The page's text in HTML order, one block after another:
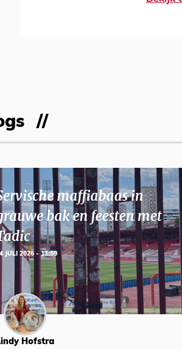
maffiabaas in
bak en feesten met
JULI 2026 - 11:59
Hofstra